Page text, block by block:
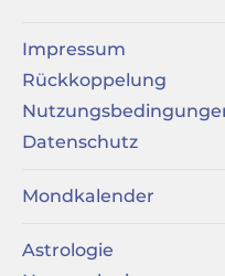
Impressum
Rückkoppelung
Datenschutz
Mondkalender
Astrologie